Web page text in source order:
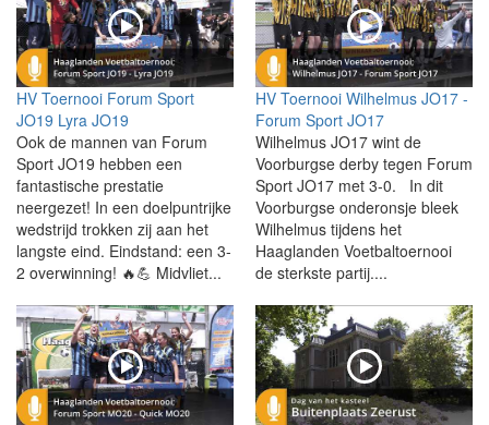
HV Toernooi Forum Sport
JO19 Lyra JO19
Ook de mannen van Forum
Sport JO19 hebben een
fantastische prestatie
neergezet! In een doelpuntrijke
wedstrijd trokken zij aan het
langste eind. Eindstand: een 3-
2 overwinning! 🔥💪 Midvliet...
HV Toernooi Wilhelmus JO17 -
Forum Sport JO17
Wilhelmus JO17 wint de
Voorburgse derby tegen Forum
Sport JO17 met 3-0. In dit
Voorburgse onderonsje bleek
Wilhelmus tijdens het
Haaglanden Voetbaltoernooi
de sterkste partij....